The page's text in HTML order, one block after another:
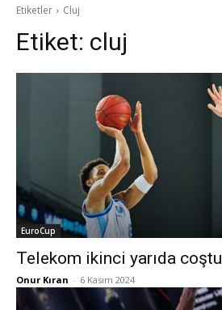
Etiketler Cluj
Etiket: cluj
EuroCup
Telekom ikinci yarıda coştu
Onur Kıran - 6 Kasım 2024